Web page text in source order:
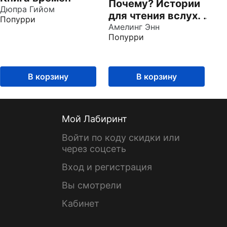
Дюпра Гийом
Попурри
В корзину
Почему? Истории
для чтения вслух. От
динозавров до
звёзд
Амелинг Энн
Попурри
В корзину
Мой Лабиринт
Войти по коду скидки или
через соцсеть
Вход и регистрация
Вы смотрели
Кабинет